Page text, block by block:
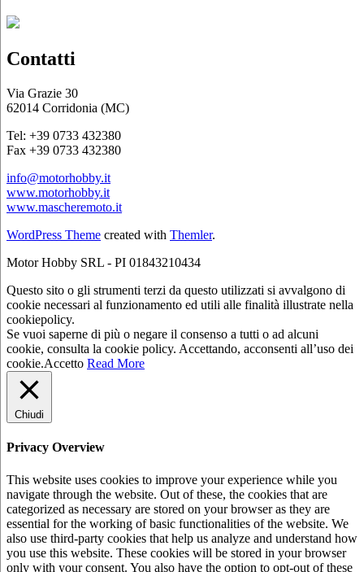
Contatti
Via Grazie 30
62014 Corridonia (MC)
Tel: +39 0733 432380
Fax +39 0733 432380
info@motorhobby.it
www.motorhobby.it
www.mascheremoto.it
WordPress Theme created with Themler.
Motor Hobby SRL - PI 01843210434
Questo sito o gli strumenti terzi da questo utilizzati si avvalgono di
cookie necessari al funzionamento ed utili alle finalità illustrate nella
cookiepolicy.
Se vuoi saperne di più o negare il consenso a tutti o ad alcuni
cookie, consulta la cookie policy. Accettando, acconsenti all’uso dei
cookie.Accetto Read More
Chiudi
Privacy Overview
This website uses cookies to improve your experience while you
navigate through the website. Out of these, the cookies that are
categorized as necessary are stored on your browser as they are
essential for the working of basic functionalities of the website. We
also use third-party cookies that help us analyze and understand how
you use this website. These cookies will be stored in your browser
only with your consent. You also have the option to opt-out of these